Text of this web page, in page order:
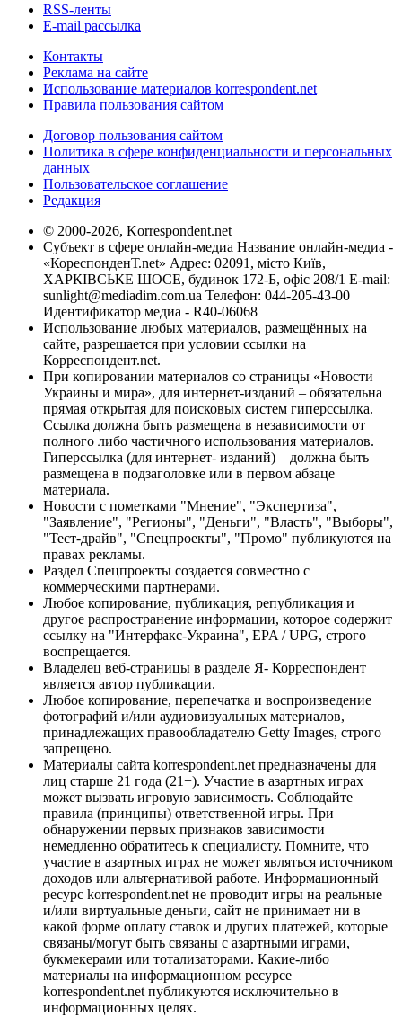
RSS-ленты
E-mail рассылка
Контакты
Реклама на сайте
Использование материалов korrespondent.net
Правила пользования сайтом
Договор пользования сайтом
Политика в сфере конфиденциальности и персональных
данных
Пользовательское соглашение
Редакция
© 2000-2026, Korrespondent.net
Субъект в сфере онлайн-медиа Название онлайн-медиа -
«КореспонденТ.net» Адрес: 02091, місто Київ,
ХАРКІВСЬКЕ ШОСЕ, будинок 172-Б, офіс 208/1 E-mail:
sunlight@mediadim.com.ua Телефон: 044-205-43-00
Идентификатор медиа - R40-06068
Использование любых материалов, размещённых на
сайте, разрешается при условии ссылки на
Корреспондент.net.
При копировании материалов со страницы «Новости
Украины и мира», для интернет-изданий – обязательна
прямая открытая для поисковых систем гиперссылка.
Ссылка должна быть размещена в независимости от
полного либо частичного использования материалов.
Гиперссылка (для интернет- изданий) – должна быть
размещена в подзаголовке или в первом абзаце
материала.
Новости с пометками "Мнение", "Экспертиза",
"Заявление", "Регионы", "Деньги", "Власть", "Выборы",
"Тест-драйв", "Спецпроекты", "Промо" публикуются на
правах рекламы.
Раздел Спецпроекты создается совместно с
коммерческими партнерами.
Любое копирование, публикация, републикация и
другое распространение информации, которое содержит
ссылку на "Интерфакс-Украина", EPA / UPG, строго
воспрещается.
Владелец веб-страницы в разделе Я- Корреспондент
является автор публикации.
Любое копирование, перепечатка и воспроизведение
фотографий и/или аудиовизуальных материалов,
принадлежащих правообладателю Getty Images, строго
запрещено.
Материалы сайта korrespondent.net предназначены для
лиц старше 21 года (21+). Участие в азартных играх
может вызвать игровую зависимость. Соблюдайте
правила (принципы) ответственной игры. При
обнаружении первых признаков зависимости
немедленно обратитесь к специалисту. Помните, что
участие в азартных играх не может являться источником
доходов или альтернативой работе. Информационный
ресурс korrespondent.net не проводит игры на реальные
и/или виртуальные деньги, сайт не принимает ни в
какой форме оплату ставок и других платежей, которые
связаны/могут быть связаны с азартными играми,
букмекерами или тотализаторами. Какие-либо
материалы на информационном ресурсе
korrespondent.net публикуются исключительно в
информационных целях.